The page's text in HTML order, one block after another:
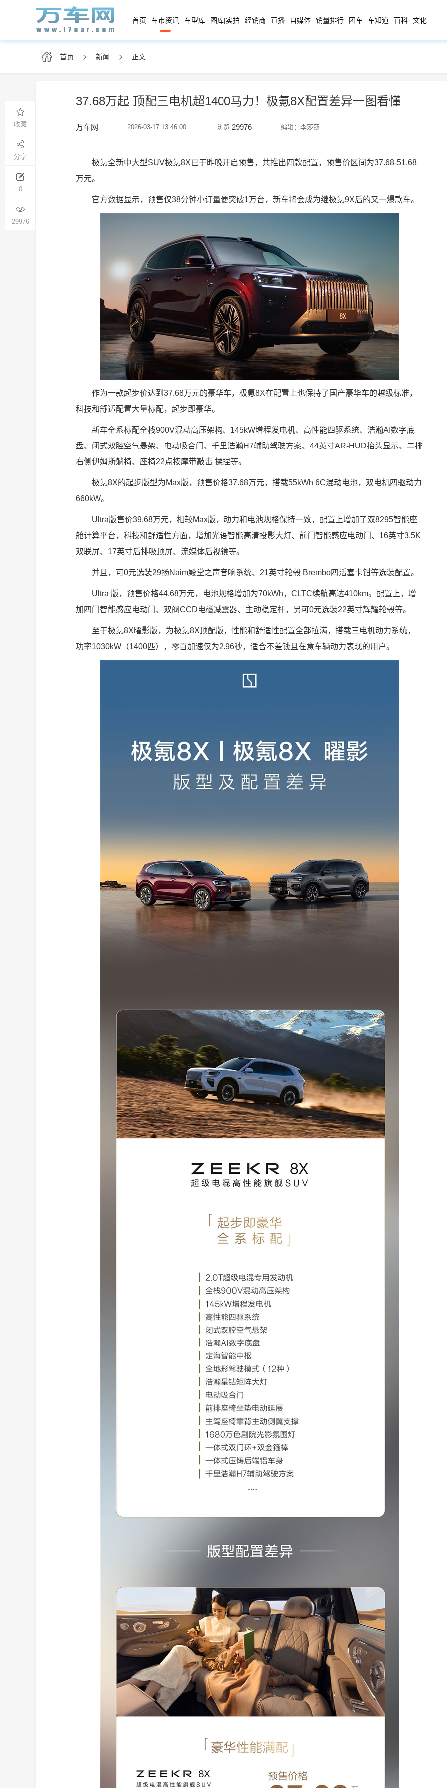
首页 车市资讯 车型库 图库|实拍 经销商 直播 自媒体 销量排行 团车 车知道 百科 文化
首页 新闻 正文
37.68万起 顶配三电机超1400马力！极氪8X配置差异一图看懂
万车网 2026-03-17 13:46:00 浏览 29976 编辑：李莎莎
收藏
分享
0
29976
极氪全新中大型SUV极氪8X已于昨晚开启预售，共推出四款配置，预售价区间为37.68-51.68
万元。
官方数据显示，预售仅38分钟小订量便突破1万台，新车将会成为继极氪9X后的又一爆款车。
作为一款起步价达到37.68万元的豪华车，极氪8X在配置上也保持了国产豪华车的越级标准，
科技和舒适配置大量标配，起步即豪华。
新车全系标配全栈900V混动高压架构、145kW增程发电机、高性能四驱系统、浩瀚AI数字底
盘、闭式双腔空气悬架、电动吸合门、千里浩瀚H7辅助驾驶方案、44英寸AR-HUD抬头显示、二排
右侧伊姆斯躺椅、座椅22点按摩带敲击 揉捏等。
极氪8X的起步版型为Max版，预售价格37.68万元，搭载55kWh 6C混动电池，双电机四驱动力
660kW。
Ultra版售价39.68万元，相较Max版，动力和电池规格保持一致，配置上增加了双8295智能座
舱计算平台，科技和舒适性方面，增加光语智能高清投影大灯、前门智能感应电动门、16英寸3.5K
双联屏、17英寸后排吸顶屏、流媒体后视镜等。
并且，可0元选装29扬Naim殿堂之声音响系统、21英寸轮毂 Brembo四活塞卡钳等选装配置。
Ultra 版，预售价格44.68万元，电池规格增加为70kWh，CLTC续航高达410km。配置上，增
加四门智能感应电动门、双阀CCD电磁减震器、主动稳定杆，另可0元选装22英寸辉耀轮毂等。
至于极氪8X曜影版，为极氪8X顶配版，性能和舒适性配置全部拉满，搭载三电机动力系统，
功率1030kW（1400匹），零百加速仅为2.96秒，适合不差钱且在意车辆动力表现的用户。